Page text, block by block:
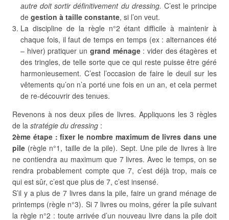
autre doit sortir définitivement du dressing. C’est le principe
de gestion à taille constante, si l’on veut.
La discipline de la règle n°2 étant difficile à maintenir à
chaque fois, il faut de temps en temps (ex : alternances été
– hiver) pratiquer un grand ménage: vider des étagères et
des tringles, de telle sorte que ce qui reste puisse être géré
harmonieusement. C’est l’occasion de faire le deuil sur les
vêtements qu’on n’a porté une fois en un an, et cela permet
de re-découvrir des tenues.
Revenons à nos deux piles de livres. Appliquons les 3 règles
de la stratégie du dressing :
2ème étape : fixer le nombre maximum de livres dans une
pile (règle n°1, taille de la pile). Sept. Une pile de livres à lire
ne contiendra au maximum que 7 livres. Avec le temps, on se
rendra probablement compte que 7, c’est déjà trop, mais ce
qui est sûr, c’est que plus de 7, c’est insensé.
S’il y a plus de 7 livres dans la pile, faire un grand ménage de
printemps (règle n°3). Si 7 livres ou moins, gérer la pile suivant
la règle n°2 : toute arrivée d’un nouveau livre dans la pile doit